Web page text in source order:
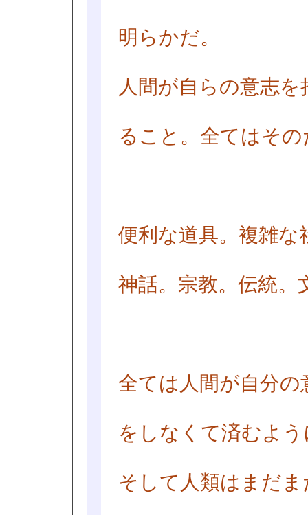
明らかだ。
人間が自らの意志
ること。全てはそ
便利な道具。複雑な
神話。宗教。伝統。
全ては人間が自分
をしなくて済むよ
そして人類はまだ